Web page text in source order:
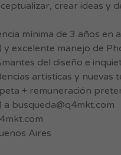
crear ideas y
mínima de 3 años en
y excelente manejo de
del diseño e
artísticas y nuevas
+ remuneración
a busqueda@q4mkt.com
Aires